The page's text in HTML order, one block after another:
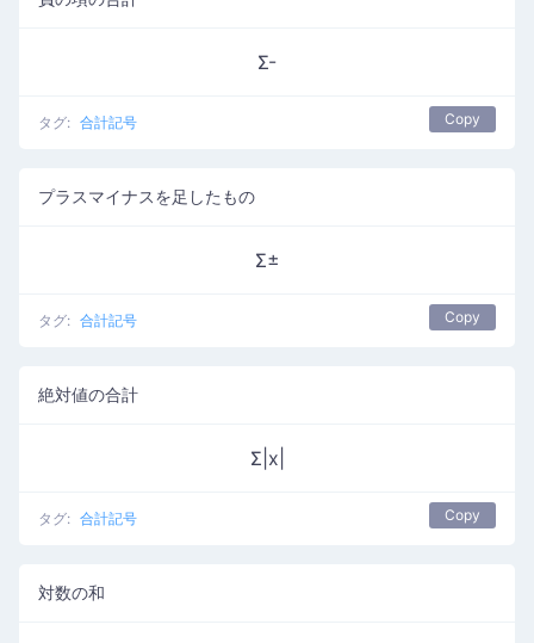
Σ-
タグ: 合計記号 Copy
プラスマイナスを足したもの
Σ±
タグ: 合計記号 Copy
絶対値の合計
Σ|x|
タグ: 合計記号 Copy
対数の和